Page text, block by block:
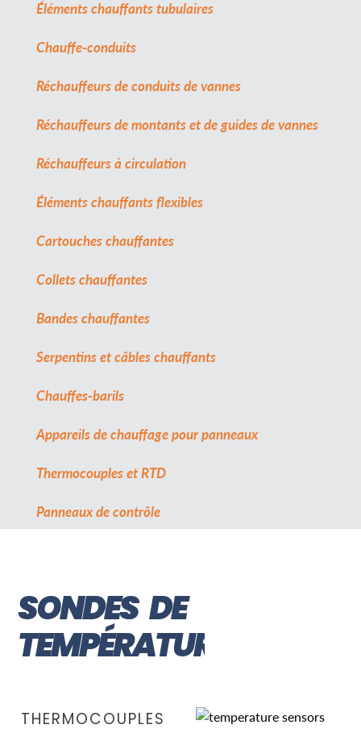
Éléments chauffants tubulaires
Chauffe-conduits
Réchauffeurs de conduits de vannes
Réchauffeurs de montants et de guides de vannes
Réchauffeurs à circulation
Éléments chauffants flexibles
Cartouches chauffantes
Collets chauffantes
Bandes chauffantes
Serpentins et câbles chauffants
Chauffes-barils
Appareils de chauffage pour panneaux
Thermocouples et RTD
Panneaux de contrôle
SONDES DE
TEMPÉRATURE
THERMOCOUPLES